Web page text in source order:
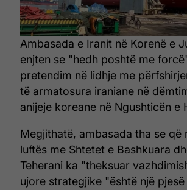
Ambasada e Iranit në Korenë e
enjten se "hedh poshtë me
pretendim në lidhje me
të armatosura iraniane në
anijeje koreane në Ngushticën e
Megjithatë, ambasada tha se që
luftës me Shtetet e Bashkuara
Teherani ka "theksuar
ujore strategjike "është një pjesë